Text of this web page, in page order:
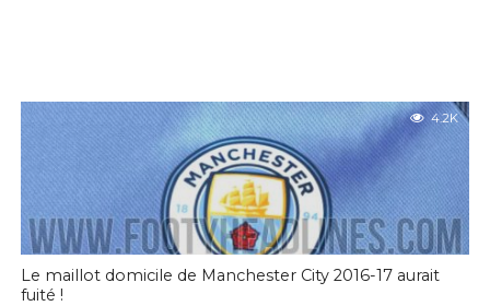
4.2K
Le maillot domicile de Manchester City 2016-17 aurait
fuité !